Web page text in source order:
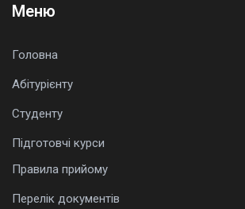
Меню
Головна
Абітурієнту
Студенту
Підготовчі курси
Правила прийому
Перелік документів